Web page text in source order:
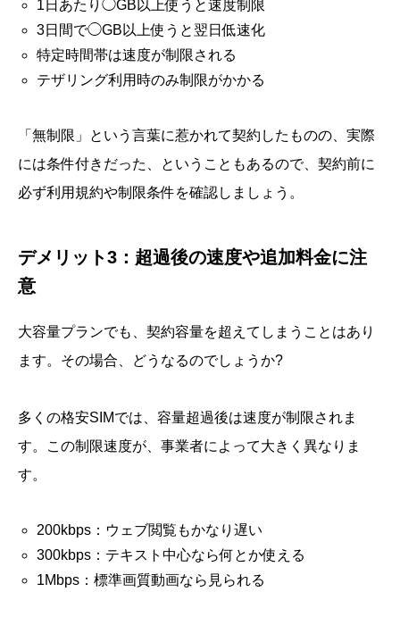
1日あたり◯GB以上使うと速度制限
3日間で◯GB以上使うと翌日低速化
特定時間帯は速度が制限される
テザリング利用時のみ制限がかかる
「無制限」という言葉に惹かれて契約したものの、実際
には条件付きだった、ということもあるので、契約前に
必ず利用規約や制限条件を確認しましょう。
デメリット3：超過後の速度や追加料金に注
意
大容量プランでも、契約容量を超えてしまうことはあり
ます。その場合、どうなるのでしょうか?
多くの格安SIMでは、容量超過後は速度が制限されま
す。この制限速度が、事業者によって大きく異なりま
す。
200kbps：ウェブ閲覧もかなり遅い
300kbps：テキスト中心なら何とか使える
1Mbps：標準画質動画なら見られる